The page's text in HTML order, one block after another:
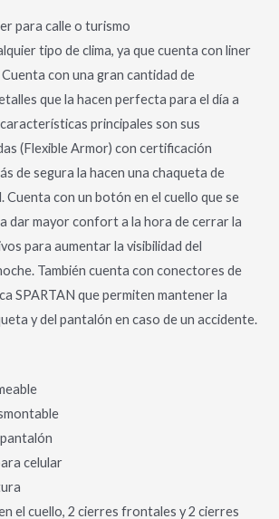
para calle o turismo
tipo de clima, ya que cuenta con liner
con una gran cantidad de
que la hacen perfecta para el día a
principales son sus
(Flexible Armor) con certificación
de segura la hacen una chaqueta de
Cuenta con un botón en el cuello que se
dar mayor confort a la hora de cerrar la
para aumentar la visibilidad del
También cuenta con conectores de
SPARTAN que permiten mantener la
y del pantalón en caso de un accidente.
celular
el cuello, 2 cierres frontales y 2 cierres